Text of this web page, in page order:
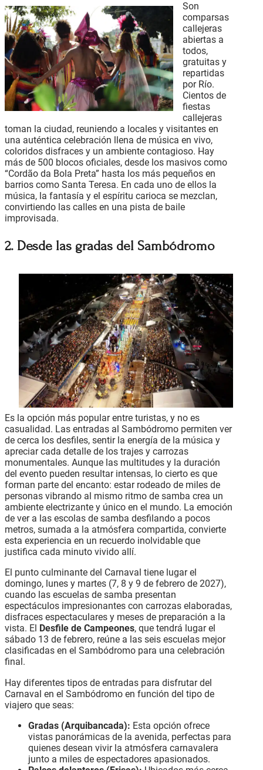
Son
comparsas
callejeras
abiertas a
todos,
gratuitas y
repartidas
por Río.
Cientos de
fiestas
callejeras
toman la ciudad, reuniendo a locales y visitantes en
una auténtica celebración llena de música en vivo,
coloridos disfraces y un ambiente contagioso. Hay
más de 500 blocos oficiales, desde los masivos como
“Cordão da Bola Preta” hasta los más pequeños en
barrios como Santa Teresa. En cada uno de ellos la
música, la fantasía y el espíritu carioca se mezclan,
convirtiendo las calles en una pista de baile
improvisada.
2. Desde las gradas del Sambódromo
Es la opción más popular entre turistas, y no es
casualidad. Las entradas al Sambódromo permiten ver
de cerca los desfiles, sentir la energía de la música y
apreciar cada detalle de los trajes y carrozas
monumentales. Aunque las multitudes y la duración
del evento pueden resultar intensas, lo cierto es que
forman parte del encanto: estar rodeado de miles de
personas vibrando al mismo ritmo de samba crea un
ambiente electrizante y único en el mundo. La emoción
de ver a las escolas de samba desfilando a pocos
metros, sumada a la atmósfera compartida, convierte
esta experiencia en un recuerdo inolvidable que
justifica cada minuto vivido allí.
El punto culminante del Carnaval tiene lugar el
domingo, lunes y martes (7, 8 y 9 de febrero de 2027),
cuando las escuelas de samba presentan
espectáculos impresionantes con carrozas elaboradas,
disfraces espectaculares y meses de preparación a la
vista. El Desfile de Campeones, que tendrá lugar el
sábado 13 de febrero, reúne a las seis escuelas mejor
clasificadas en el Sambódromo para una celebración
final.
Hay diferentes tipos de entradas para disfrutar del
Carnaval en el Sambódromo en función del tipo de
viajero que seas:
Gradas (Arquibancada): Esta opción ofrece
vistas panorámicas de la avenida, perfectas para
quienes desean vivir la atmósfera carnavalera
junto a miles de espectadores apasionados.